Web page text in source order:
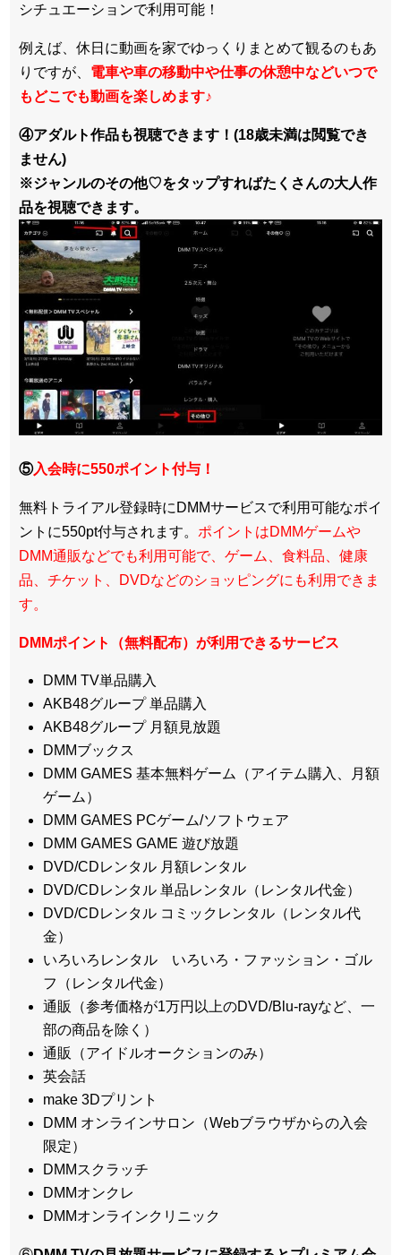
シチュエーションで利用可能！
例えば、休日に動画を家でゆっくりまとめて観るのもあ
りですが、 電車や車の移動中や仕事の休憩中などいつで
もどこでも動画を楽しめます♪
④アダルト作品も視聴できます！(18歳未満は閲覧でき
ません)
※ジャンルのその他♡をタップすればたくさんの大人作
品を視聴できます。
⑤入会時に550ポイント付与！
無料トライアル登録時にDMMサービスで利用可能なポイ
ントに550pt付与されます。 ポイントはDMMゲームや
DMM通販などでも利用可能で、ゲーム、食料品、健康
品、チケット、DVDなどのショッピングにも利用できま
す。
DMMポイント（無料配布）が利用できるサービス
DMM TV単品購入
AKB48グループ 単品購入
AKB48グループ 月額見放題
DMMブックス
DMM GAMES 基本無料ゲーム（アイテム購入、月額
ゲーム）
DMM GAMES PCゲーム/ソフトウェア
DMM GAMES GAME 遊び放題
DVD/CDレンタル 月額レンタル
DVD/CDレンタル 単品レンタル（レンタル代金）
DVD/CDレンタル コミックレンタル（レンタル代
金）
いろいろレンタル いろいろ・ファッション・ゴル
フ（レンタル代金）
通販（参考価格が1万円以上のDVD/Blu-rayなど、一
部の商品を除く）
通販（アイドルオークションのみ）
英会話
make 3Dプリント
DMM オンラインサロン（Webブラウザからの入会
限定）
DMMスクラッチ
DMMオンクレ
DMMオンラインクリニック